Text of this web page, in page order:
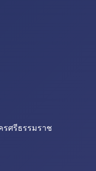
ศรีธรรมราช